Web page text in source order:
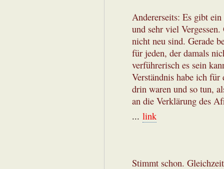
Andererseits: Es gibt
und sehr viel
nicht neu sind. Gerade
für jeden, der damals
verführerisch es sein
Verständnis habe ich
drin waren und so tun,
an die Verklärung des
... link
Stimmt schon.